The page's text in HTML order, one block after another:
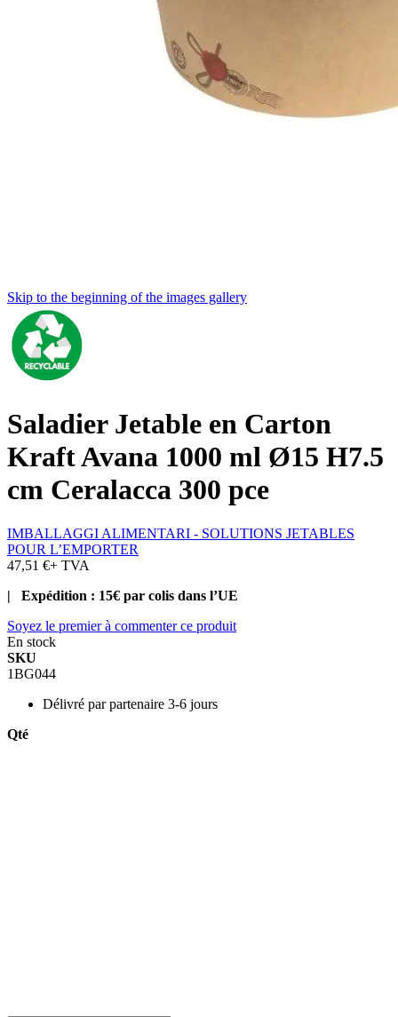
Skip to the beginning of the images gallery
Saladier Jetable en Carton
Kraft Avana 1000 ml Ø15 H7.5
cm Ceralacca 300 pce
IMBALLAGGI ALIMENTARI - SOLUTIONS JETABLES
POUR L’EMPORTER
47,51 €+ TVA
| Expédition : 15€ par colis dans l’UE
Soyez le premier à commenter ce produit
En stock
SKU
1BG044
Délivré par partenaire 3-6 jours
Qté